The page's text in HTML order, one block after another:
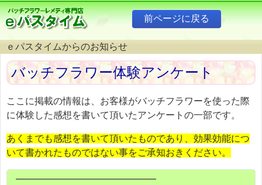
ｅパスタイムからのお知らせ
バッチフラワー体験アンケート
ここに掲載の情報は、お客様がバッチフラワーを使った際
に体験した感想を書いて頂いたアンケートの一部です。
あくまでも感想を書いて頂いたものであり、効果効能につ
いて書かれたものではない事をご承知おきください。
━━━━━━━━━━━━━━━